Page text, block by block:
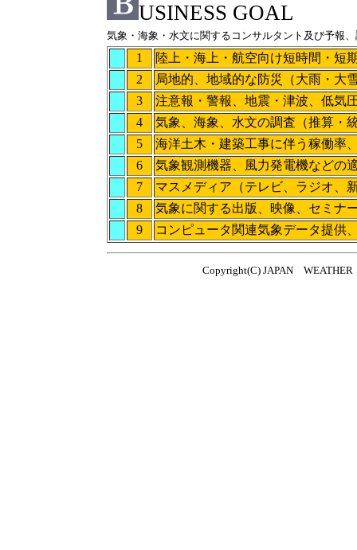
USINESS GOAL
気象・海象・水文に関するコンサルタント及び予報
1
陸上・海上・航空向け短時間・短
2
局地的、地域的な防災（大雨・大
3
注意報・警報、地震・津波、低気
4
気象、海象、水文の調査（推算・
5
海洋土木・建築工事に伴う稼働率
6
気象観測機器、風力発電機などの
7
マスメディア（テレビ、ラジオ、
8
気象に関する出版、映像、セミナ
9
コンピュータ関連気象データ提供
Copyright(C) JAPAN